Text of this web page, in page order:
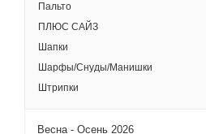
Пальто
ПЛЮС САЙЗ
Шапки
Шарфы/Снуды/Манишки
Штрипки
Весна - Осень 2026